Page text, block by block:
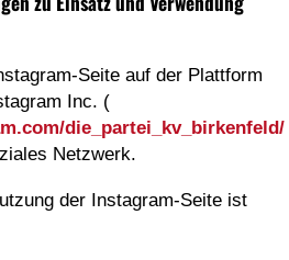
Seite auf der Plattform
Inc. (
die_partei_kv_birkenfeld/
Netzwerk.
der Instagram-Seite ist